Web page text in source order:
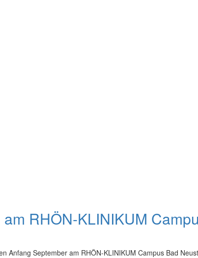
RHÖN-KLINIKUM
Anfang September am RHÖN-KLINIKUM Campus Bad